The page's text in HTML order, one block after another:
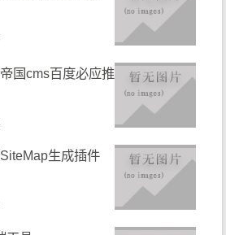
国cms百度必应推
生成插件